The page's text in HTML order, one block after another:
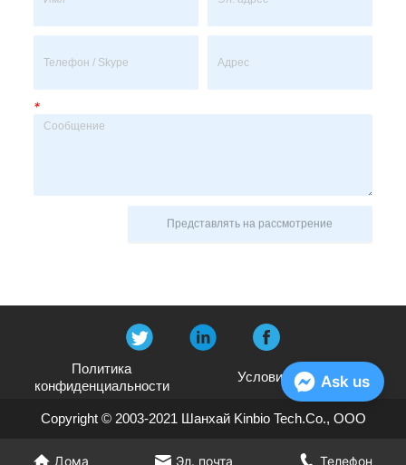
*
Представлять на рассмотрение
Дома Эл. почта Телефон
Политика
конфиденциальности
Условия и положения
Copyright © 2003-2021 Шанхай Kinbio Tech.Co., ООО
Ask us